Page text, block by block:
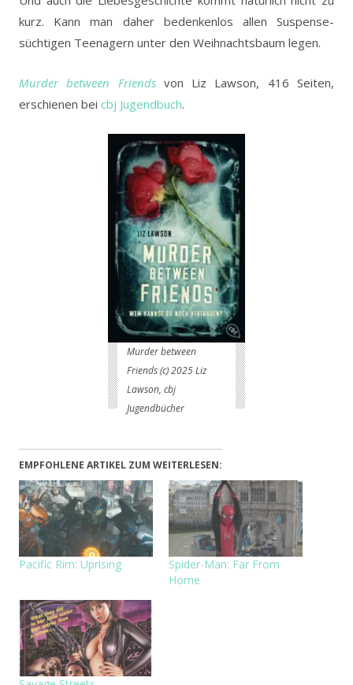
kurz. Kann man daher bedenkenlos allen Suspense-
süchtigen Teenagern unter den Weihnachtsbaum legen.
Murder between Friendsvon Liz Lawson, 416 Seiten,
erschienen bei cbj Jugendbuch.
Murder between
Friends (c) 2025 Liz
Lawson, cbj
Jugendbücher
EMPFOHLENE ARTIKEL ZUM WEITERLESEN:
Pacific Rim: Uprising
Spider-Man: Far From
Home